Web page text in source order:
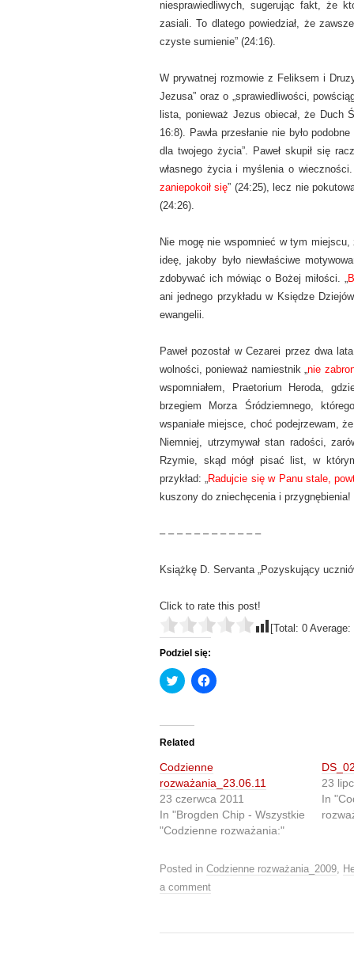
niesprawiedliwych, sugerując fakt, że
zasiali. To dlatego powiedział, że
czyste sumienie” (24:16).
W prywatnej rozmowie z Feliksem i
Jezusa” oraz o „sprawiedliwości,
lista, ponieważ Jezus obiecał, że Duch
16:8). Pawła przesłanie nie było
dla twojego życia”. Paweł skupił się
własnego życia i myślenia o
zaniepokoił się” (24:25), lecz nie
(24:26).
Nie mogę nie wspomnieć w tym miejscu,
ideę, jakoby było niewłaściwe
zdobywać ich mówiąc o Bożej miłości. „
ani jednego przykładu w Księdze
ewangelii.
Paweł pozostał w Cezarei przez dwa
wolności, ponieważ namiestnik „nie
wspomniałem, Praetorium Heroda,
brzegiem Morza Śródziemnego,
wspaniałe miejsce, choć podejrzewam,
Niemniej, utrzymywał stan radości,
Rzymie, skąd mógł pisać list, w
przykład: „Radujcie się w Panu stale,
kuszony do zniechęcenia i przygnębienia!
– – – – – – – – – – – –
Książkę D. Servanta „Pozyskujący
Click to rate this post!
[Total: 0 Average:
Podziel się:
C
l
t
o
s
a
r
e
o
n
T
w
t
e
r
(
n
C
l
a
r
e
o
n
F
a
b
o
e
Related
Codzienne
rozważania_23.06.11
23 czerwca 2011
In "Brogden Chip - Wszystkie
"Codzienne rozważania:"
23
In
Posted in Codzienne rozważania_2009,
a comment